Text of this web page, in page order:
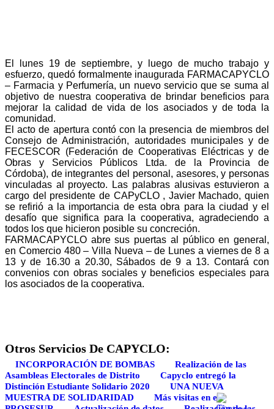
El lunes 19 de septiembre, y luego de mucho trabajo y
esfuerzo, quedó formalmente inaugurada FARMACAPYCLO
– Farmacia y Perfumería, un nuevo servicio que se suma al
objetivo de nuestra cooperativa de brindar beneficios para
mejorar la calidad de vida de los asociados y de toda la
comunidad.
El acto de apertura contó con la presencia de miembros del
Consejo de Administración, autoridades municipales y de
FECESCOR (Federación de Cooperativas Eléctricas y de
Obras y Servicios Públicos Ltda. de la Provincia de
Córdoba), de integrantes del personal, asesores, y personas
vinculadas al proyecto. Las palabras alusivas estuvieron a
cargo del presidente de CAPyCLO , Javier Machado, quien
se refirió a la importancia de esta obra para la ciudad y el
desafío que significa para la cooperativa, agradeciendo a
todos los que hicieron posible su concreción.
FARMACAPYCLO abre sus puertas al público en general,
en Comercio 480 – Villa Nueva – de Lunes a viernes de 8 a
13 y de 16.30 a 20.30, Sábados de 9 a 13. Contará con
convenios con obras sociales y beneficios especiales para
los asociados de la cooperativa.
Otros Servicios De CAPYCLO:
INCORPORACIÓN DE BOMBAS
Realización de las
Asambleas Electorales de Distrito
Capyclo entregó la
Distinción Estudiante Solidario 2020
UNA NUEVA
MUESTRA DE SOLIDARIDAD
Más visitas en el